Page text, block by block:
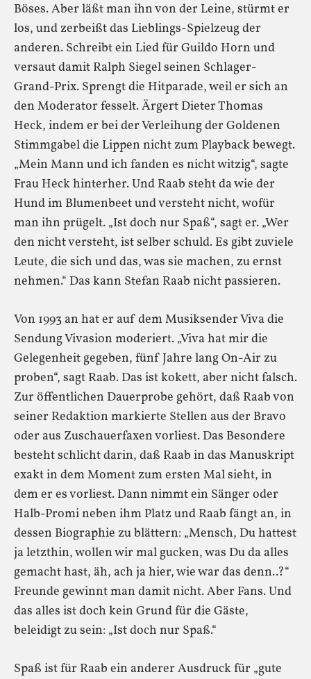
Böses. Aber läßt man ihn von der Leine, stürmt er
los, und zerbeißt das Lieblings-Spielzeug der
anderen. Schreibt ein Lied für Guildo Horn und
versaut damit Ralph Siegel seinen Schlager-
Grand-Prix. Sprengt die Hitparade, weil er sich an
den Moderator fesselt. Ärgert Dieter Thomas
Heck, indem er bei der Verleihung der Goldenen
Stimmgabel die Lippen nicht zum Playback bewegt.
„Mein Mann und ich fanden es nicht witzig“, sagte
Frau Heck hinterher. Und Raab steht da wie der
Hund im Blumenbeet und versteht nicht, wofür
man ihn prügelt. „Ist doch nur Spaß“, sagt er. „Wer
den nicht versteht, ist selber schuld. Es gibt zuviele
Leute, die sich und das, was sie machen, zu ernst
nehmen.“ Das kann Stefan Raab nicht passieren.
Von 1993 an hat er auf dem Musiksender Viva die
Sendung Vivasion moderiert. „Viva hat mir die
Gelegenheit gegeben, fünf Jahre lang On-Air zu
proben“, sagt Raab. Das ist kokett, aber nicht falsch.
Zur öffentlichen Dauerprobe gehört, daß Raab von
seiner Redaktion markierte Stellen aus der Bravo
oder aus Zuschauerfaxen vorliest. Das Besondere
besteht schlicht darin, daß Raab in das Manuskript
exakt in dem Moment zum ersten Mal sieht, in
dem er es vorliest. Dann nimmt ein Sänger oder
Halb-Promi neben ihm Platz und Raab fängt an, in
dessen Biographie zu blättern: „Mensch, Du hattest
ja letzthin, wollen wir mal gucken, was Du da alles
gemacht hast, äh, ach ja hier, wie war das denn..?“
Freunde gewinnt man damit nicht. Aber Fans. Und
das alles ist doch kein Grund für die Gäste,
beleidigt zu sein: „Ist doch nur Spaß.“
Spaß ist für Raab ein anderer Ausdruck für „gute